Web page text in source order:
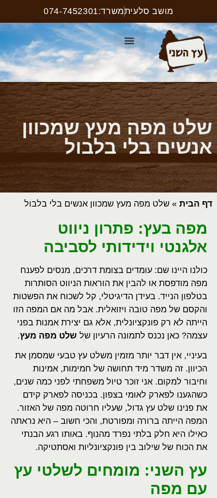
מושב סלעיתמשרד:074-7452301
שלט מפה מעץ שמכוון
אנשים בלי בלבול
דף הבית » שלט מפה מעץ שמכוון אנשים בלי בלבול
מפה בעץ: פתרון ניווט
אלגנטי וידידותי לסביבה
כולנו היינו שם: עומדים בצומת דרכים, מנסים לפענח
מפה מודפסת או להבין את הוראות הניווט הסותרות
בטלפון הנייד. בעידן הדיגיטלי, קל לשכוח את הפשטות
והקסם של מפה טובה ויזואלית. אבל מה אם המפה הזו
הייתה לא רק פונקציונלית, אלא גם יצירת אמנות בפני
עצמה? כאן נכנס לתמונה הרעיון של שלט מפה מעץ.
בעיניי, אין דבר יותר מזמין משלט עץ טבעי שמסמן את
הכיוון. זה משדר מיד תחושה של חמימות, אמינות
וחיבור למקום. אני זוכר טיול משפחתי לפני כמה שנים,
כשהגענו לפארק לאומי בצפון. בכניסה לפארק קידם
את פנינו שלט עץ גדול, שעליו חרוטה מפה של האזור.
המפה הייתה ברורה ומפורטת, והכי חשוב – היא נראתה
כאילו היא חלק בלתי נפרד מהנוף. באותו רגע הבנתי
את הכוח של שילוב בין פונקציונליות ואסתטיקה.
עץ השני: מומחים לשלטי עץ
עם מפה